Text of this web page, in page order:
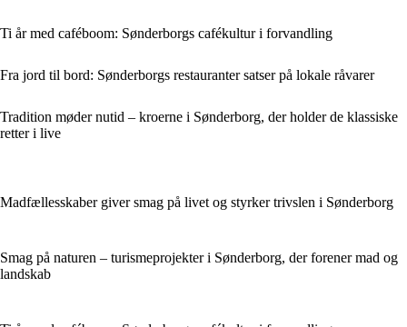
Ti år med caféboom: Sønderborgs cafékultur i forvandling
Fra jord til bord: Sønderborgs restauranter satser på lokale råvarer
Tradition møder nutid – kroerne i Sønderborg, der holder de klassiske
retter i live
Madfællesskaber giver smag på livet og styrker trivslen i Sønderborg
Smag på naturen – turismeprojekter i Sønderborg, der forener mad og
landskab